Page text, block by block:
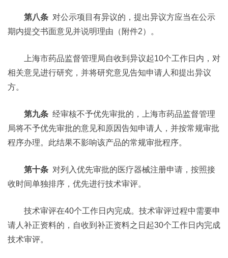
第八条 对公示项目有异议的，提出异议方应当在公示
期内提交书面意见并说明理由（附件2）。
上海市药品监督管理局自收到异议起10个工作日内，对
相关意见进行研究，并将研究意见告知申请人和提出异议
方。
第九条 经审核不予优先审批的，上海市药品监督管理
局将不予优先审批的意见和原因告知申请人，并按常规审批
程序办理。此结果不影响该产品的常规审批程序。
第十条 对列入优先审批的医疗器械注册申请，按照接
收时间单独排序，优先进行技术审评。
技术审评在40个工作日内完成。技术审评过程中需要申
请人补正资料的，自收到补正资料之日起30个工作日内完成
技术审评。